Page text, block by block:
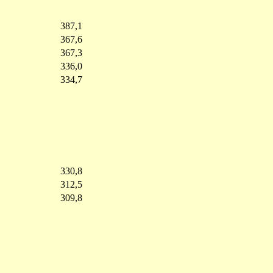
387,1
367,6
367,3
336,0
334,7
330,8
312,5
309,8